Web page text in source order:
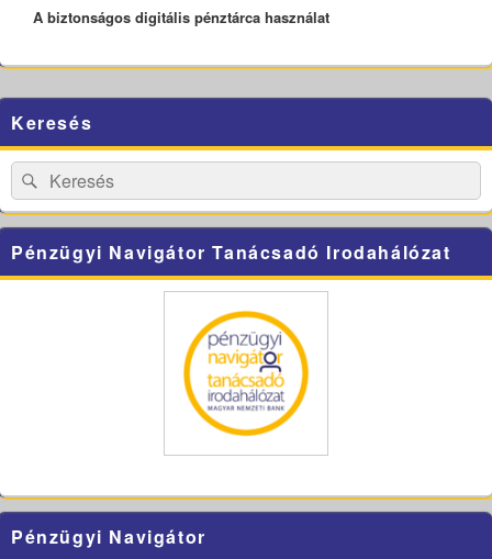
post:
A biztonságos digitális pénztárca használat
Sidebar
Widget
Area
Keresés
Search
for:
Search
Pénzügyi Navigátor Tanácsadó Irodahálózat
Pénzügyi Navigátor